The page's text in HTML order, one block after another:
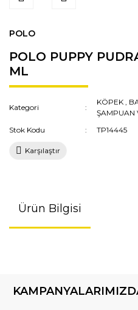
POLO
POLO PUPPY
ML
Kategori
KÖPEK ,
ŞAMPUAN
Stok Kodu
TP14445
Karşılaştır
Ürün Bilgisi